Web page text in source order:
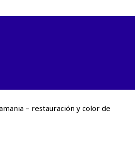
– restauración y color de